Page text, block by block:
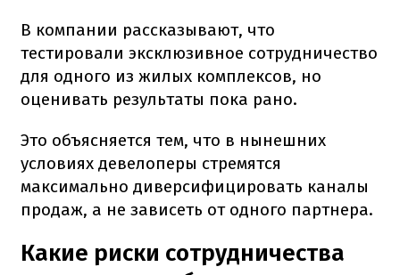
В компании рассказывают, что
тестировали эксклюзивное сотрудничество
для одного из жилых комплексов, но
оценивать результаты пока рано.
Это объясняется тем, что в нынешних
условиях девелоперы стремятся
максимально диверсифицировать каналы
продаж, а не зависеть от одного партнера.
Какие риски сотрудничества